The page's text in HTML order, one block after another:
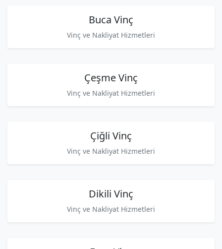
Buca Vinç
Vinç ve Nakliyat Hizmetleri
Çeşme Vinç
Vinç ve Nakliyat Hizmetleri
Çiğli Vinç
Vinç ve Nakliyat Hizmetleri
Dikili Vinç
Vinç ve Nakliyat Hizmetleri